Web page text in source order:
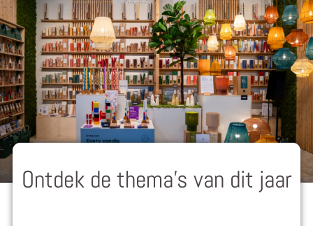
Ontdek de thema's van dit jaar